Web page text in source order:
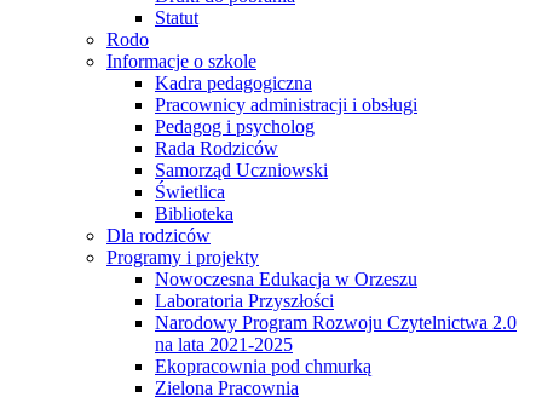
Statut
Rodo
Informacje o szkole
Kadra pedagogiczna
Pracownicy administracji i obsługi
Pedagog i psycholog
Rada Rodziców
Samorząd Uczniowski
Świetlica
Biblioteka
Dla rodziców
Programy i projekty
Nowoczesna Edukacja w Orzeszu
Laboratoria Przyszłości
Narodowy Program Rozwoju Czytelnictwa 2.0
na lata 2021-2025
Ekopracownia pod chmurką
Zielona Pracownia